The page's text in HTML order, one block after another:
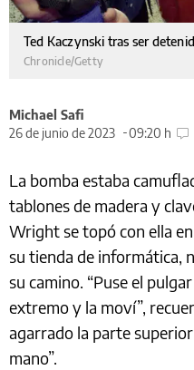
Ted Kaczynski tras ser
Chronicle/Getty
Michael Safi
26 de junio de 2023
09:20 h
La bomba estaba
tablones de madera y
Wright se topó con ella
su tienda de informática,
su camino. “Puse el
extremo y la moví”,
agarrado la parte
mano”.